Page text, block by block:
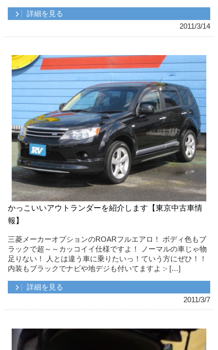
詳細を見る
2011/3/14
かっこいいアウトランダーを紹介します【東京中古車情
報】
三菱メーカーオプションのROARフルエアロ！ ボディ色もブ
ラックで超～～カッコイイ仕様ですよ！ ノーマルの車じゃ物
足りない！ 人とは違う車に乗りたいっ！ていう方にぜひ！！
内装もブラックでナビや地デジも付いてますよ :- […]
詳細を見る
2011/3/7